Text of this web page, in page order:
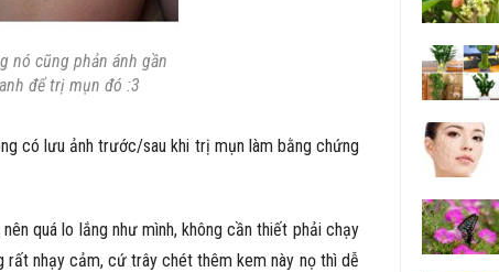
nó cũng phản ánh gần
để trị mụn đó :3
có lưu ảnh trước/sau khi trị mụn làm bằng chứng
quá lo lắng như mình, không cần thiết phải chạy
rất nhạy cảm, cứ trây chét thêm kem này nọ thì dễ